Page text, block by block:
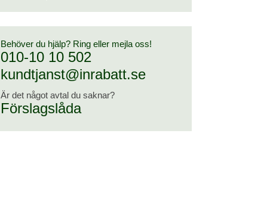
Behöver du hjälp? Ring eller mejla oss!
010-10 10 502
kundtjanst@inrabatt.se
Är det något avtal du saknar?
Förslagslåda